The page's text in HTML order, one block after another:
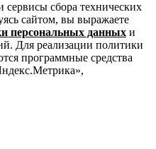
сбора технических
сайтом, вы выражаете
персональных данных и
Для реализации политики
программные средства